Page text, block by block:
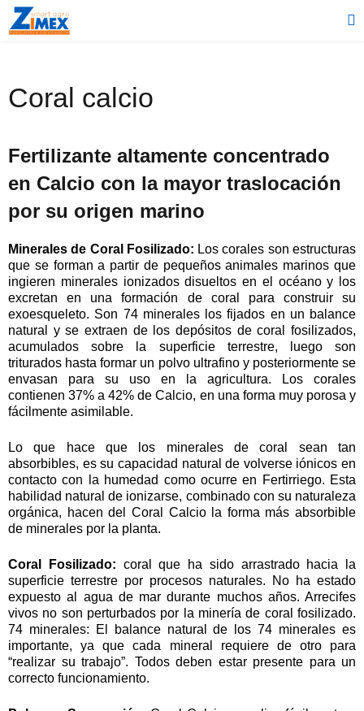
Coral calcio
Fertilizante altamente concentrado
en Calcio con la mayor traslocación
por su origen marino
Minerales de Coral Fosilizado: Los corales son estructuras
que se forman a partir de pequeños animales marinos que
ingieren minerales ionizados disueltos en el océano y los
excretan en una formación de coral para construir su
exoesqueleto. Son 74 minerales los fijados en un balance
natural y se extraen de los depósitos de coral fosilizados,
acumulados sobre la superficie terrestre, luego son
triturados hasta formar un polvo ultrafino y posteriormente se
envasan para su uso en la agricultura. Los corales
contienen 37% a 42% de Calcio, en una forma muy porosa y
fácilmente asimilable.
Lo que hace que los minerales de coral sean tan
absorbibles, es su capacidad natural de volverse iónicos en
contacto con la humedad como ocurre en Fertirriego. Esta
habilidad natural de ionizarse, combinado con su naturaleza
orgánica, hacen del Coral Calcio la forma más absorbible
de minerales por la planta.
Coral Fosilizado: coral que ha sido arrastrado hacia la
superficie terrestre por procesos naturales. No ha estado
expuesto al agua de mar durante muchos años. Arrecifes
vivos no son perturbados por la minería de coral fosilizado.
74 minerales: El balance natural de los 74 minerales es
importante, ya que cada mineral requiere de otro para
“realizar su trabajo”. Todos deben estar presente para un
correcto funcionamiento.